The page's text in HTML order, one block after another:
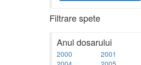
Filtrare spete
Anul dosarului
2000 2001